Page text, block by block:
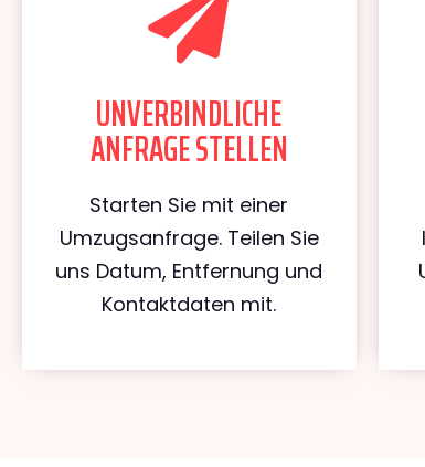
UNVERBINDLICHE
ANFRAGE STELLEN
Starten Sie mit einer
Umzugsanfrage. Teilen Sie
uns Datum, Entfernung und
Kontaktdaten mit.